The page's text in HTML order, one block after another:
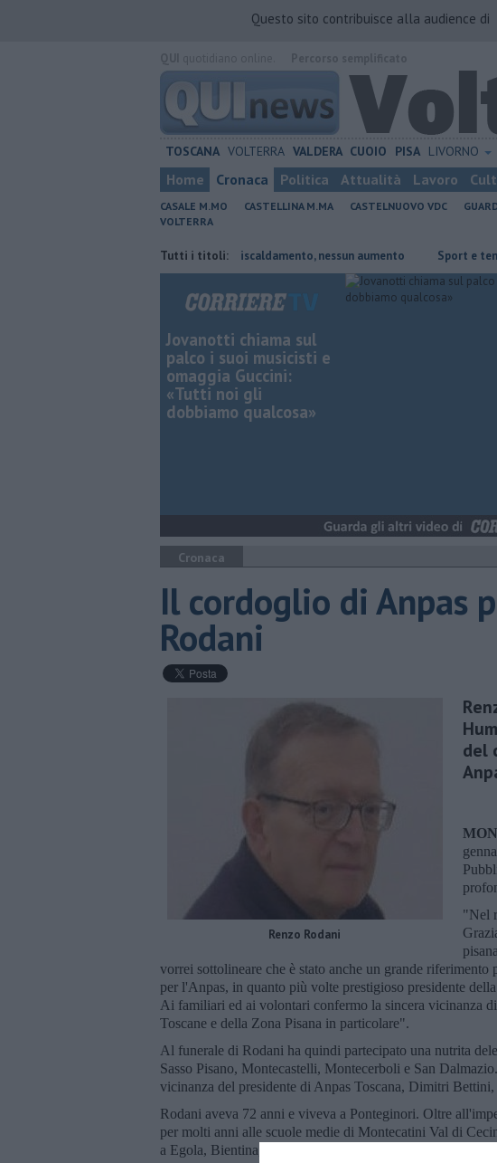
Questo sito contribuisce alla audience di
TOSCANA VOLTERRA VALDERA CUOIO PISA LIVORNO
Home Cronaca Politica Attualità Lavoro
CASALE M.MO CASTELLINA M.MA CASTELNUOVO VDC
VOLTERRA
Tutti i titoli:
Tariffe del teleriscaldamento, nessun aumento Sport e tempo
Jovanotti chiama sul
palco i suoi musicisti e
omaggia Guccini:
«Tutti noi gli
dobbiamo qualcosa»
Cronaca
Il cordoglio di Anpas
Rodani
Renzo Rodani
del
"Nel
vorrei sottolineare che è stato anche un grande
per l'Anpas, in quanto più volte prestigioso presidente
Ai familiari ed ai volontari confermo la sincera vicinanza
Toscane e della Zona Pisana in particolare".
Al funerale di Rodani ha quindi partecipato una nutrita
Sasso Pisano, Montecastelli, Montecerboli e San
vicinanza del presidente di Anpas Toscana, Dimitri
Rodani aveva 72 anni e viveva a Ponteginori. Oltre
per molti anni alle scuole medie di Montecatini Val di
a Egola, Bientina, Volterra e Montescudaio.